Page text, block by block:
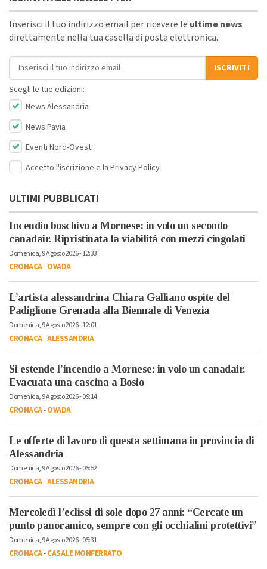
Inserisci il tuo indirizzo email per ricevere le ultime news
direttamente nella tua casella di posta elettronica.
Indirizzo email
ISCRIVITI
Scegli le tue edizioni:
News Alessandria
News Pavia
Eventi Nord-Ovest
Accetto l'iscrizione e la Privacy Policy
ULTIMI PUBBLICATI
Incendio boschivo a Mornese: in volo un secondo
canadair. Ripristinata la viabilità con mezzi cingolati
Domenica, 9 Agosto 2026 - 12:33
CRONACA-OVADA
L’artista alessandrina Chiara Galliano ospite del
Padiglione Grenada alla Biennale di Venezia
Domenica, 9 Agosto 2026 - 12:01
CRONACA-ALESSANDRIA
Si estende l’incendio a Mornese: in volo un canadair.
Evacuata una cascina a Bosio
Domenica, 9 Agosto 2026 - 09:14
CRONACA-OVADA
Le offerte di lavoro di questa settimana in provincia di
Alessandria
Domenica, 9 Agosto 2026 - 05:52
CRONACA-ALESSANDRIA
Mercoledì l’eclissi di sole dopo 27 anni: “Cercate un
punto panoramico, sempre con gli occhialini protettivi”
Domenica, 9 Agosto 2026 - 05:31
CRONACA-CASALE MONFERRATO